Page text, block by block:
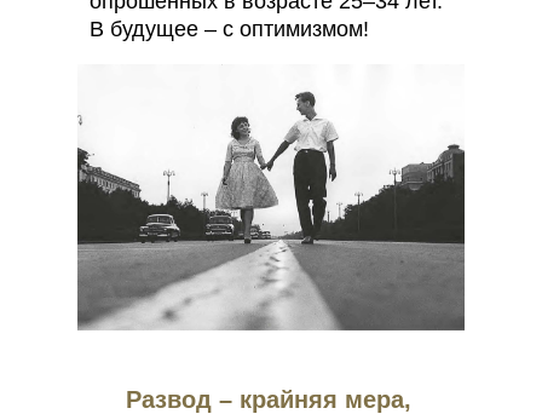
В будущее – с оптимизмом!
Развод – крайняя мера,